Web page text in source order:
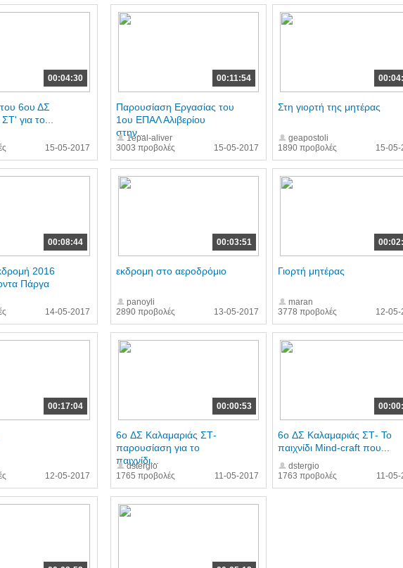
00:04:30
6ου ΔΣ
για το...
15-05-2017
00:11:54
3003 προβολές
Παρουσίαση Εργασίας του
1ου ΕΠΑΛ Αλιβερίου
στην...1epal-aliver
15-05-2017
1890 προβολές
Στη γιορτή της μητέρας
geapostoli
15-05-
00:08:44
2016
Πάργα
14-05-2017
00:03:51
2890 προβολές
εκδρομη στο αεροδρόμιο
panoyli
13-05-2017
3778 προβολές
Γιορτή μητέρας
maran
12-05-
00:17:04
12-05-2017
00:00:53
1765 προβολές
6o ΔΣ Καλαμαριάς ΣΤ-
παρουσίαση για το
παιχνίδι...
dstergio
11-05-2017
1763 προβολές
6o ΔΣ Καλαμαριάς ΣΤ- Το
παιχνίδι Mind-craft που...
dstergio
11-05-